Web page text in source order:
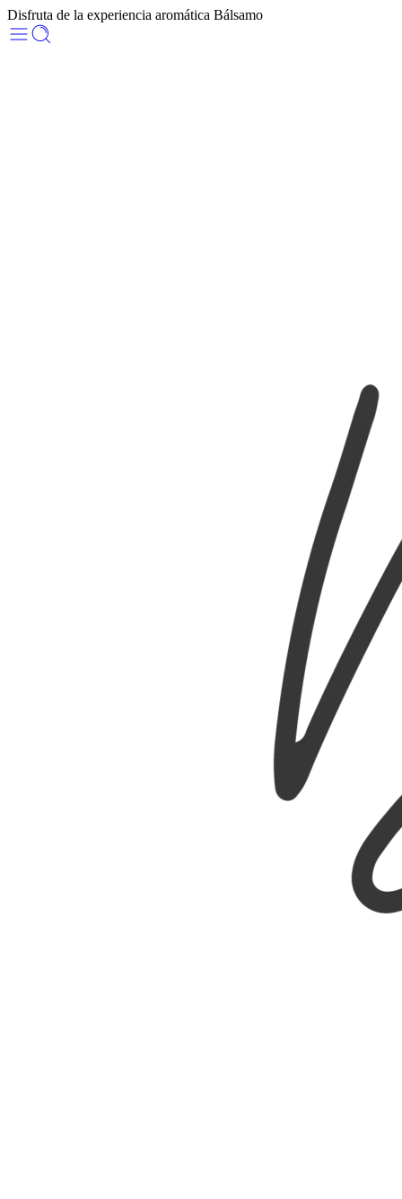
Disfruta de la experiencia aromática Bálsamo